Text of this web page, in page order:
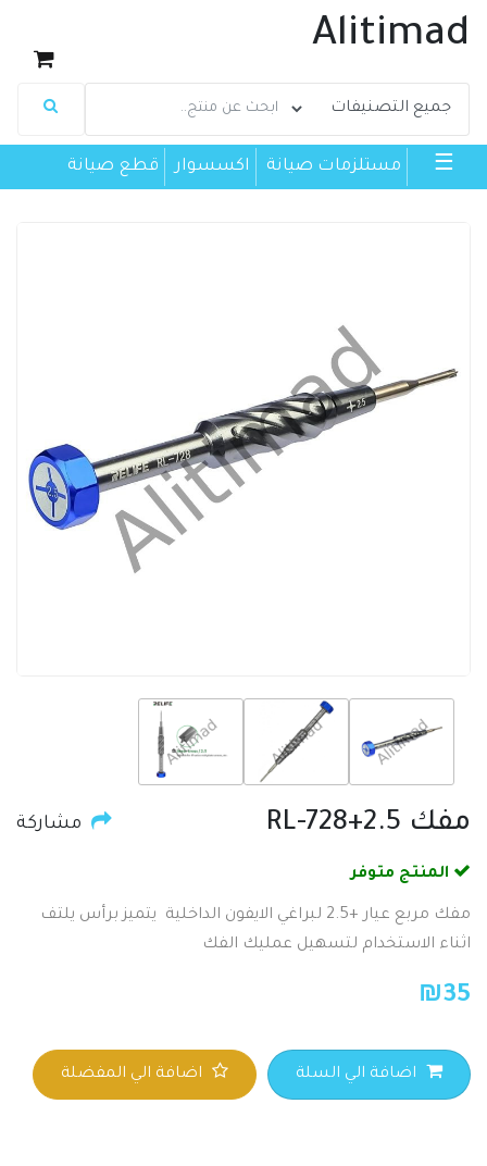
Alitimad
☰ مستلزمات صيانة اكسسوار قطع صيانة
مفك RL-728+2.5 مشاركة
المنتج متوفر
مفك مربع عيار +2.5 لبراغي الايفون الداخلية يتميز برأس يلتف
اثناء الاستخدام لتسهيل عمليك الفك
₪35
اضافة الي السلة اضافة الي المفضلة